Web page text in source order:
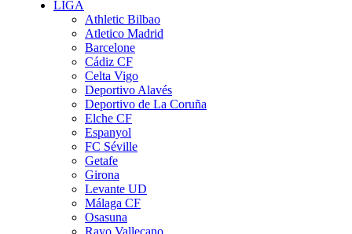
LIGA
Athletic Bilbao
Atletico Madrid
Barcelone
Cádiz CF
Celta Vigo
Deportivo Alavés
Deportivo de La Coruña
Elche CF
Espanyol
FC Séville
Getafe
Girona
Levante UD
Málaga CF
Osasuna
Rayo Vallecano